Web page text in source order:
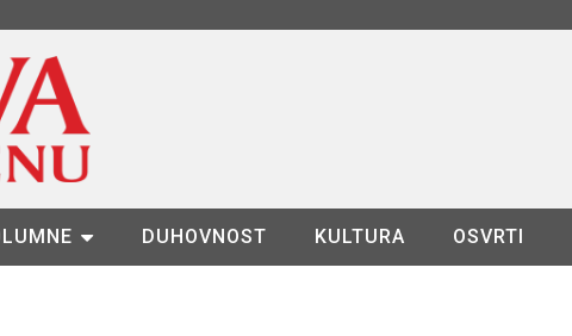
DUHOVNOST KULTURA OSVRTI